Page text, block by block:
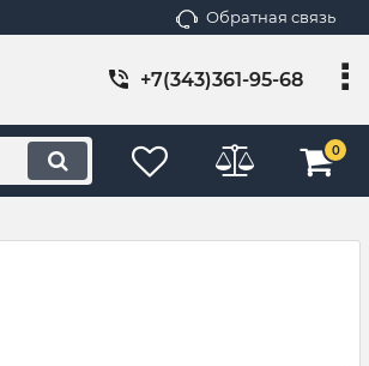
Обратная связь
+7(343)361-95-68
0